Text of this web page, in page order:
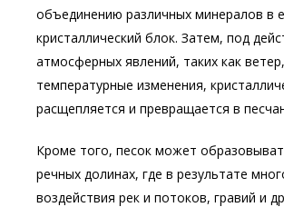
объединению различных минералов в
кристаллический блок. Затем, под
атмосферных явлений, таких как
температурные изменения,
расщепляется и превращается в
Кроме того, песок может
речных долинах, где в результате
воздействия рек и потоков, гравий и